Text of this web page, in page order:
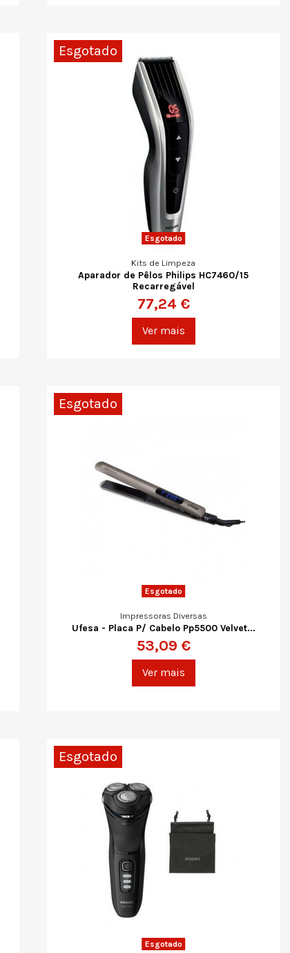
Esgotado
Esgotado
Kits de Limpeza
Aparador de Pêlos Philips HC7460/15
Recarregável
77,24 €
Ver mais
Esgotado
Esgotado
Impressoras Diversas
Ufesa - Placa P/ Cabelo Pp5500 Velvet...
53,09 €
Ver mais
Esgotado
Esgotado